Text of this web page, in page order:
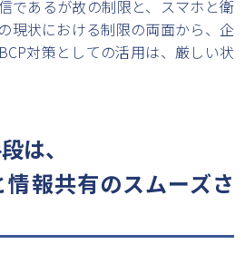
であるが故の制限と、スマホと衛
現状における制限の両面から、企
対策としての活用は、厳しい状
は、
報共有のスムーズさ